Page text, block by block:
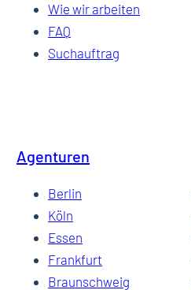
Wie wir arbeiten
FAQ
Suchauftrag
Agenturen
Berlin
Köln
Essen
Frankfurt
Braunschweig